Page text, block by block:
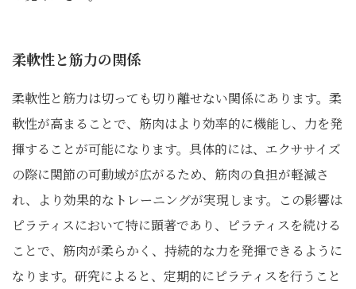
柔軟性と筋力の関係
柔軟性と筋力は切っても切り離せない関係にあります。柔
軟性が高まることで、筋肉はより効率的に機能し、力を発
揮することが可能になります。具体的には、エクササイズ
の際に関節の可動域が広がるため、筋肉の負担が軽減さ
れ、より効果的なトレーニングが実現します。この影響は
ピラティスにおいて特に顕著であり、ピラティスを続ける
ことで、筋肉が柔らかく、持続的な力を発揮できるように
なります。研究によると、定期的にピラティスを行うこと